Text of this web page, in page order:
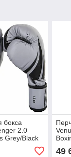
бокса
2.0
Grey/Black
49